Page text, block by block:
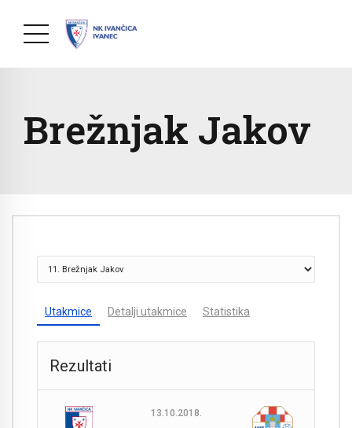
Brežnjak Jakov
Utakmice Detalji utakmice Statistika
Rezultati
13.10.2018.